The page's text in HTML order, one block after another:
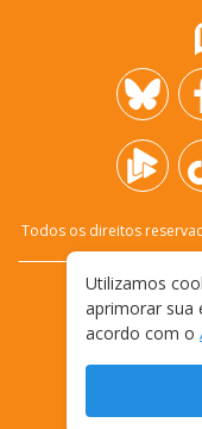
Todos os direitos
Utilizamos
aprimorar sua
acordo com o